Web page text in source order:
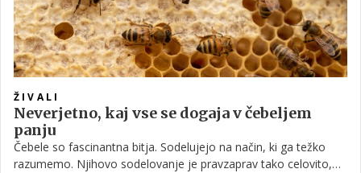
ŽIVALI
Neverjetno, kaj vse se dogaja v čebeljem
panju
Čebele so fascinantna bitja. Sodelujejo na način, ki ga težko
razumemo. Njihovo sodelovanje je pravzaprav tako celovito,